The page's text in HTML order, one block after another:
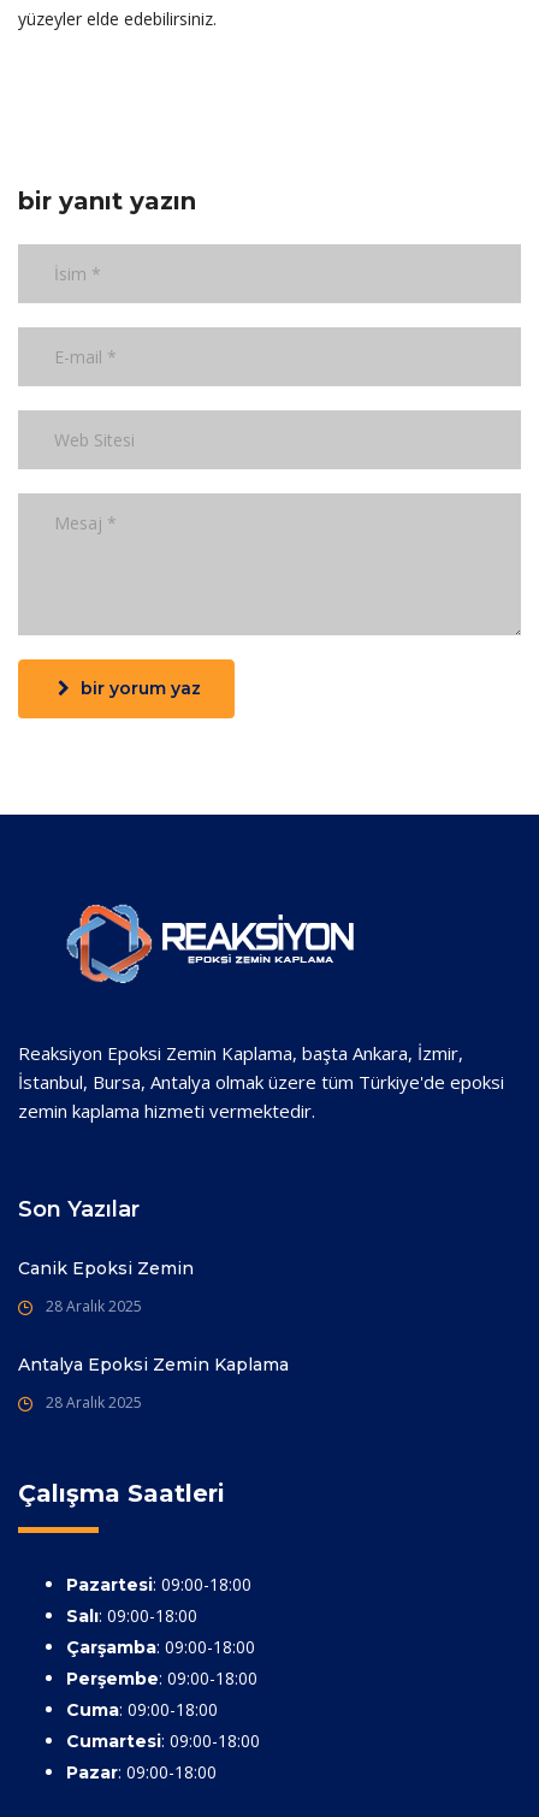
yüzeyler elde edebilirsiniz.
bir yanıt yazın
bir yorum yaz
Reaksiyon Epoksi Zemin Kaplama, başta Ankara, İzmir,
İstanbul, Bursa, Antalya olmak üzere tüm Türkiye'de epoksi
zemin kaplama hizmeti vermektedir.
Son Yazılar
Canik Epoksi Zemin
28 Aralık 2025
Antalya Epoksi Zemin Kaplama
28 Aralık 2025
Çalışma Saatleri
Pazartesi: 09:00-18:00
Salı: 09:00-18:00
Çarşamba: 09:00-18:00
Perşembe: 09:00-18:00
Cuma: 09:00-18:00
Cumartesi: 09:00-18:00
Pazar: 09:00-18:00